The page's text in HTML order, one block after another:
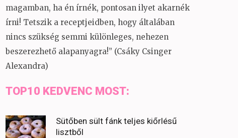
magamban, ha én írnék, pontosan ilyet akarnék
írni! Tetszik a receptjeidben, hogy általában
nincs szükség semmi különleges, nehezen
beszerezhető alapanyagra!” (Csáky Csinger
Alexandra)
TOP10 KEDVENC MOST:
Sütőben sült fánk teljes kiőrlésű
lisztből